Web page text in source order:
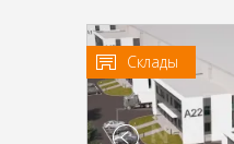
Склады